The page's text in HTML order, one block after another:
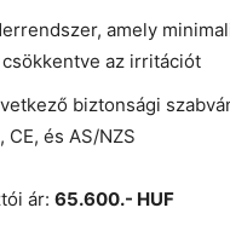
amely
az irritációt
biztonsági
CE, és AS/NZS
ár: 65.600.- HUF